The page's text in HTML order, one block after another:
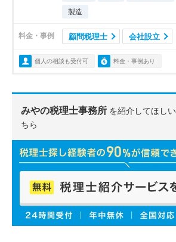
製造
料金・事例 顧問税理士 会社設立
個人の相談も受付可 料金・事例あり
みやの税理士事務所 を紹介してほし
ちら